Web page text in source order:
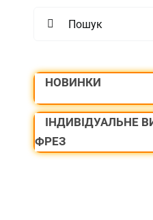
НОВИНКИ
ІНДИВІДУАЛЬНЕ
ФРЕЗ